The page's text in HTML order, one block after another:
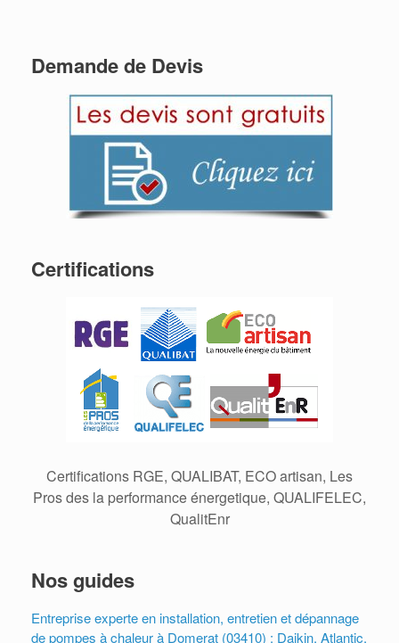
Demande de Devis
Certifications
Certifications RGE, QUALIBAT, ECO artisan, Les
Pros des la performance énergetique, QUALIFELEC,
QualitEnr
Nos guides
Entreprise experte en installation, entretien et dépannage
de pompes à chaleur à Domerat (03410) : Daikin, Atlantic,